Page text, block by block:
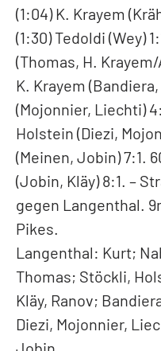
(1:04) K. Krayem
(1:30) Tedoldi (Wey)
(Thomas, H.
K. Krayem
(Mojonnier, Liechti)
Holstein (Diezi,
(Meinen, Jobin) 7:1.
(Jobin, Kläy) 8:1. –
gegen Langenthal.
Pikes.
Langenthal: Kurt;
Thomas; Stöckli,
Kläy, Ranov;
Diezi, Mojonnier,